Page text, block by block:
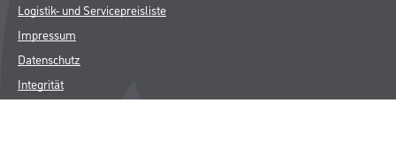
Logistik- und Servicepreisliste
Impressum
Datenschutz
Integrität